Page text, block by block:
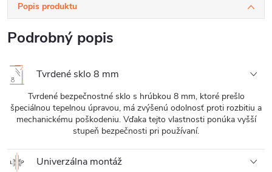
Popis produktu
Podrobný popis
Tvrdené sklo 8 mm
Tvrdené bezpečnostné sklo s hrúbkou 8 mm, ktoré prešlo
špeciálnou tepelnou úpravou, má zvýšenú odolnosť proti rozbitiu a
mechanickému poškodeniu. Vďaka tejto vlastnosti ponúka vyšší
stupeň bezpečnosti pri používaní.
Univerzálna montáž